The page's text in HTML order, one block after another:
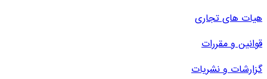
هیات های تجاری
قوانین و مقررات
گزارشات و نشریات